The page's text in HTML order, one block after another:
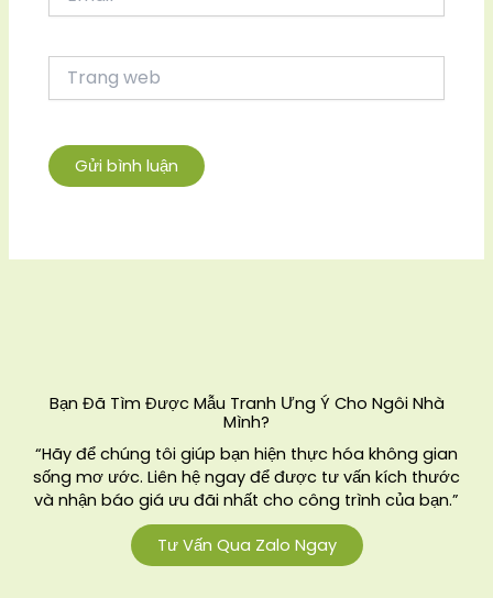
web
Bạn Đã Tìm Được Mẫu Tranh Ưng Ý Cho Ngôi Nhà
Mình?
“Hãy để chúng tôi giúp bạn hiện thực hóa không gian
sống mơ ước. Liên hệ ngay để được tư vấn kích thước
và nhận báo giá ưu đãi nhất cho công trình của bạn.”
Tư Vấn Qua Zalo Ngay